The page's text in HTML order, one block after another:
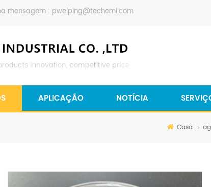
mensagem : pweiping@techemi.com
APLICAÇÃO NOTÍCIA
Casa